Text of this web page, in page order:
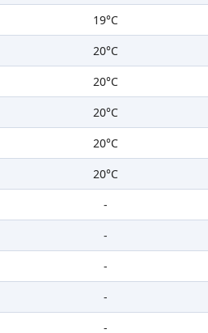
19°C
20°C
20°C
20°C
20°C
20°C
-
-
-
-
-